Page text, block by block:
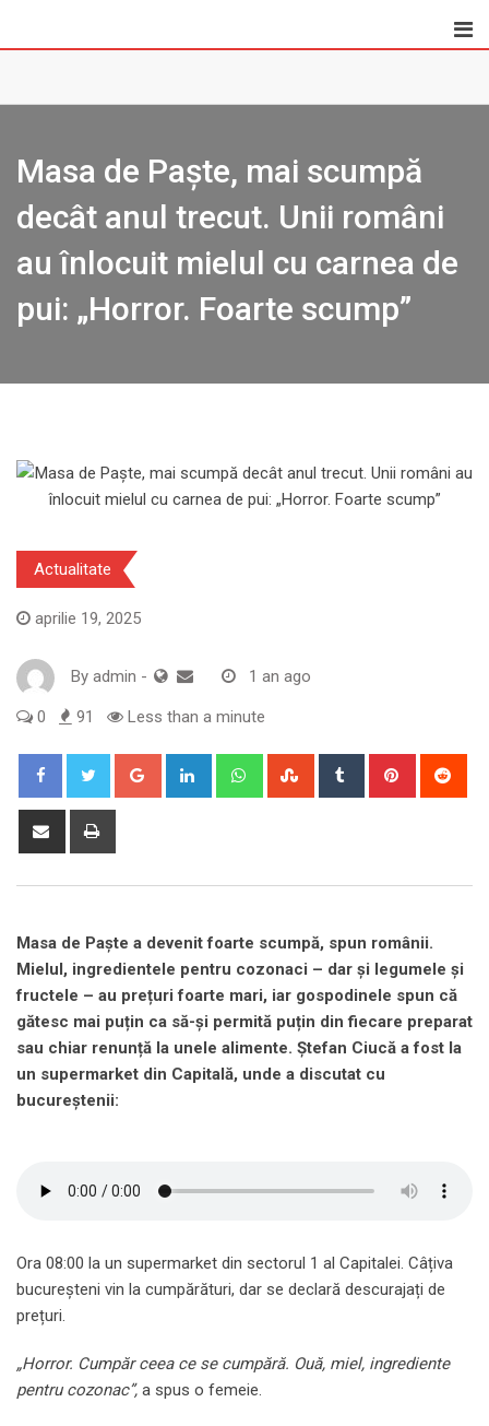
Masa de Paște, mai scumpă
decât anul trecut. Unii români
au înlocuit mielul cu carnea de
pui: „Horror. Foarte scump”
Actualitate
aprilie 19, 2025
By admin - 1 an ago
0 91 Less than a minute
Google+ LinkedIn WhatsappStumbleUpon
Tumblr Pinterest
Share
Masa de Paște a devenit foarte scumpă, spun românii.
Mielul, ingredientele pentru cozonaci – dar și legumele și
fructele – au prețuri foarte mari, iar gospodinele spun că
gătesc mai puțin ca să-și permită puțin din fiecare preparat
sau chiar renunță la unele alimente. Ștefan Ciucă a fost la
un supermarket din Capitală, unde a discutat cu
bucureștenii:
Ora 08:00 la un supermarket din sectorul 1 al Capitalei. Câțiva
bucureșteni vin la cumpărături, dar se declară descurajați de
prețuri.
„Horror. Cumpăr ceea ce se cumpără. Ouă, miel, ingrediente
pentru cozonac”, a spus o femeie.